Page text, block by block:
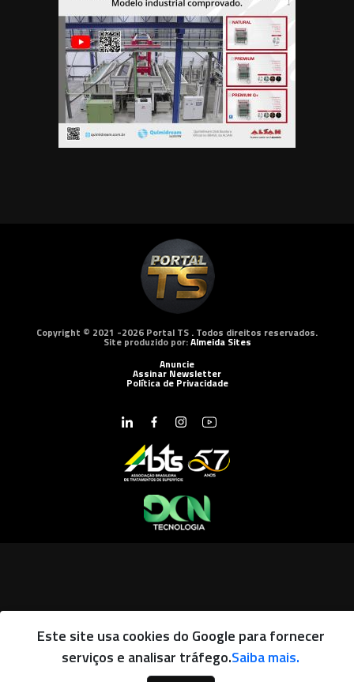
Copyright © 2021 -2026 Portal TS . Todos direitos reservados.
Site produzido por:Almeida Sites
Anuncie
Assinar Newsletter
Política de Privacidade
Este site usa cookies do Google para fornecer
serviços e analisar tráfego.Saiba mais.